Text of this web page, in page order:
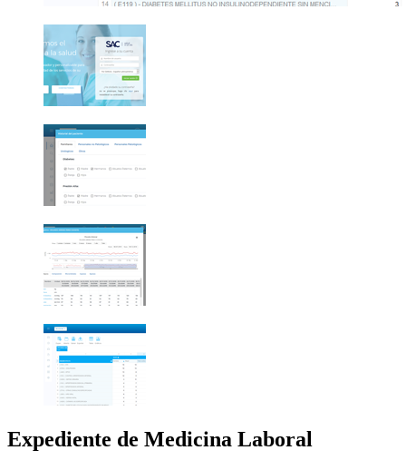
Expediente de Medicina Laboral